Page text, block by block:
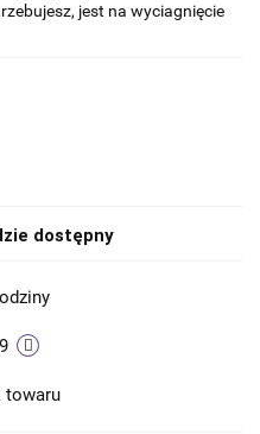
jest na wyciagnięcie
dostępny
towaru